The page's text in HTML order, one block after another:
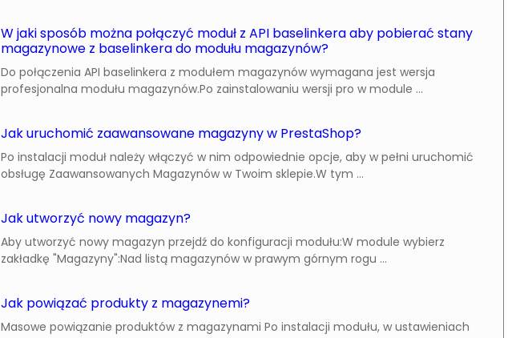
W jaki sposób można połączyć moduł z API baselinkera aby pobierać stany
magazynowe z baselinkera do modułu magazynów?
Do połączenia API baselinkera z modułem magazynów wymagana jest wersja
profesjonalna modułu magazynów.Po zainstalowaniu wersji pro w module ...
Jak uruchomić zaawansowane magazyny w PrestaShop?
Po instalacji moduł należy włączyć w nim odpowiednie opcje, aby w pełni uruchomić
obsługę Zaawansowanych Magazynów w Twoim sklepie.W tym ...
Jak utworzyć nowy magazyn?
Aby utworzyć nowy magazyn przejdź do konfiguracji modułu:W module wybierz
zakładkę "Magazyny":Nad listą magazynów w prawym górnym rogu ...
Jak powiązać produkty z magazynemi?
Masowe powiązanie produktów z magazynami Po instalacji modułu, w ustawieniach